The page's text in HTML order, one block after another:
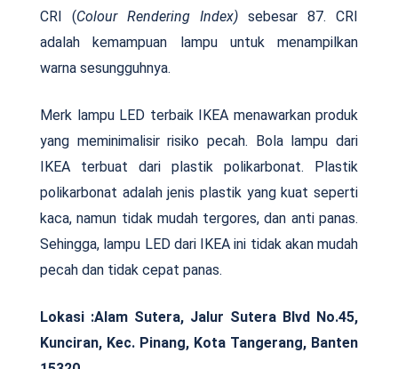
CRI (Colour Rendering Index) sebesar 87. CRI
adalah kemampuan lampu untuk menampilkan
warna sesungguhnya.
Merk lampu LED terbaik IKEA menawarkan produk
yang meminimalisir risiko pecah. Bola lampu dari
IKEA terbuat dari plastik polikarbonat. Plastik
polikarbonat adalah jenis plastik yang kuat seperti
kaca, namun tidak mudah tergores, dan anti panas.
Sehingga, lampu LED dari IKEA ini tidak akan mudah
pecah dan tidak cepat panas.
Lokasi :Alam Sutera, Jalur Sutera Blvd No.45,
Kunciran, Kec. Pinang, Kota Tangerang, Banten